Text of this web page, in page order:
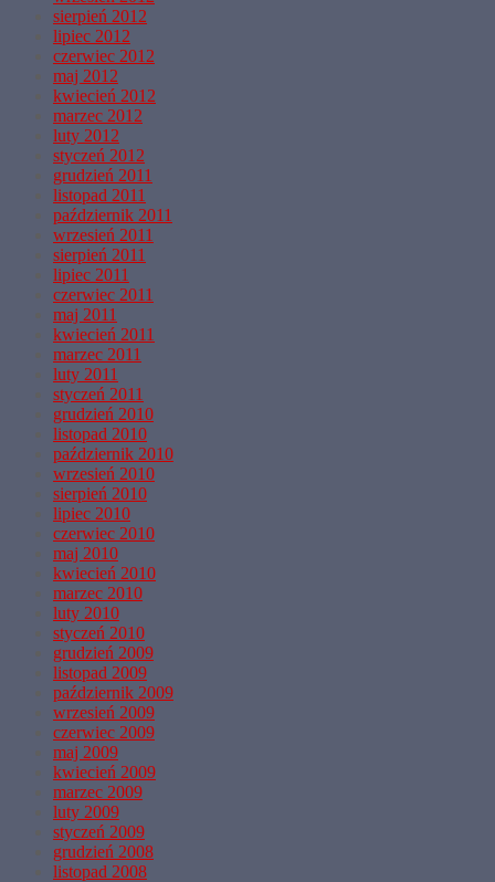
sierpień 2012
lipiec 2012
czerwiec 2012
maj 2012
kwiecień 2012
marzec 2012
luty 2012
styczeń 2012
grudzień 2011
listopad 2011
październik 2011
wrzesień 2011
sierpień 2011
lipiec 2011
czerwiec 2011
maj 2011
kwiecień 2011
marzec 2011
luty 2011
styczeń 2011
grudzień 2010
listopad 2010
październik 2010
wrzesień 2010
sierpień 2010
lipiec 2010
czerwiec 2010
maj 2010
kwiecień 2010
marzec 2010
luty 2010
styczeń 2010
grudzień 2009
listopad 2009
październik 2009
wrzesień 2009
czerwiec 2009
maj 2009
kwiecień 2009
marzec 2009
luty 2009
styczeń 2009
grudzień 2008
listopad 2008